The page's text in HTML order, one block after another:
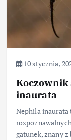
10 stycznia,
inaurata
Nephila inaurata
gatunek, znany